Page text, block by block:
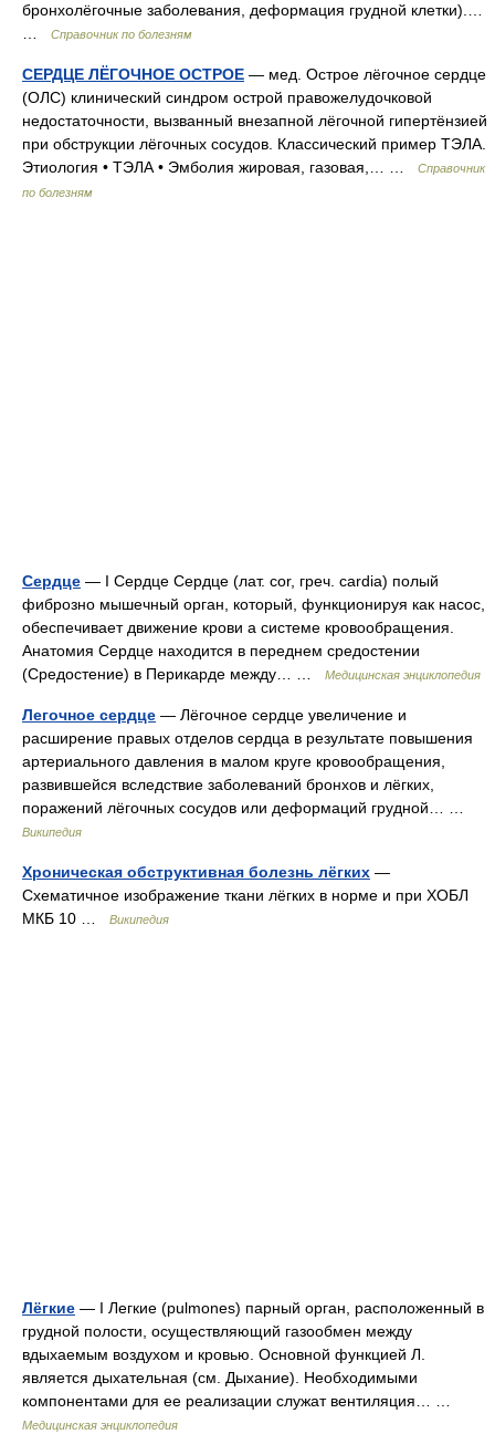
бронхолёгочные заболевания, деформация грудной клетки).…
Справочник по болезням
СЕРДЦЕ ЛЁГОЧНОЕ ОСТРОЕ — мед. Острое лёгочное сердце
(ОЛС) клинический синдром острой правожелудочковой
недостаточности, вызванный внезапной лёгочной гипертёнзией
при обструкции лёгочных сосудов. Классический пример ТЭЛА.
Этиология • ТЭЛА • Эмболия жировая, газовая,… …
Справочник
по болезням
Сердце — I Сердце Сердце (лат. соr, греч. cardia) полый
фиброзно мышечный орган, который, функционируя как насос,
обеспечивает движение крови а системе кровообращения.
Анатомия Сердце находится в переднем средостении
(Средостение) в Перикарде между… …
Медицинская энциклопедия
Легочное сердце — Лёгочное сердце увеличение и
расширение правых отделов сердца в результате повышения
артериального давления в малом круге кровообращения,
развившейся вследствие заболеваний бронхов и лёгких,
поражений лёгочных сосудов или деформаций грудной… …
Википедия
Хроническая обструктивная болезнь лёгких —
Схематичное изображение ткани лёгких в норме и при ХОБЛ
МКБ 10 …
Википедия
Лёгкие — I Легкие (pulmones) парный орган, расположенный в
грудной полости, осуществляющий газообмен между
вдыхаемым воздухом и кровью. Основной функцией Л.
является дыхательная (см. Дыхание). Необходимыми
компонентами для ее реализации служат вентиляция… …
Медицинская энциклопедия